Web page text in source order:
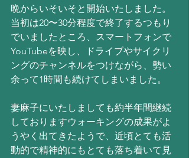
晩からいそいそと開始いたしました。
当初は20〜30分程度で終了するつもり
でいましたところ、スマートフォンで
YouTubeを映し、ドライブやサイクリ
ングのチャンネルをつけながら、勢い
余って1時間も続けてしまいました。
妻麻子にいたしましても約半年間継続
しておりますウォーキングの成果がよ
うやく出てきたようで、近頃とても活
動的で精神的にもとても落ち着いて見